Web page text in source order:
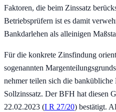
Faktoren, die beim Zinssatz
Betriebsprüfern ist es damit
Bankdarlehen als alleinigen
Für die konkrete Zinsfindung
sogenannten
nehmer teilen sich die
Sollzinssatz. Der BFH hat diesen
22.02.2023 (I R 27/20) bestätigt.